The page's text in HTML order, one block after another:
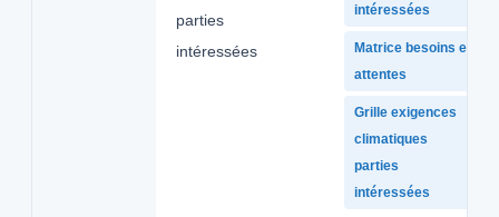
parties
intéressées
intéressées
Matrice besoins et
attentes
Grille exigences
climatiques
parties
intéressées